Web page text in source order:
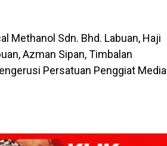
Methanol Sdn. Bhd. Labuan, Haji
Azman Sipan, Timbalan
Persatuan Penggiat Media